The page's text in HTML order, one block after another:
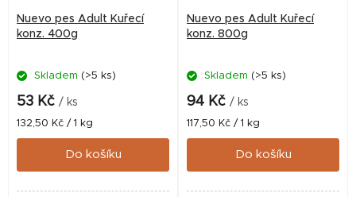
Nuevo pes Adult Kuřecí
konz. 400g
Skladem (>5 ks)
53 Kč / ks
Měrná
cena:
132,50 Kč / 1 kg
Do košíku
Nuevo pes Adult Kuřecí
konz. 800g
Skladem (>5 ks)
94 Kč / ks
Měrná
cena:
117,50 Kč / 1 kg
Do košíku